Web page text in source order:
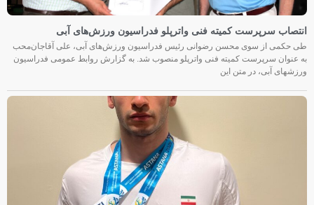
انتصاب سرپرست کمیته فنی واترپلو فدراسیون ورزش‌های آبی
طی حکمی از سوی محسن رضوانی رئیس فدراسیون ورزش‌های آبی، علی آقاجان‌محب
به عنوان سرپرست کمیته فنی واترپلو منصوب شد. به گزارش روابط عمومی فدراسیون
ورزشهای آبی، در متن این